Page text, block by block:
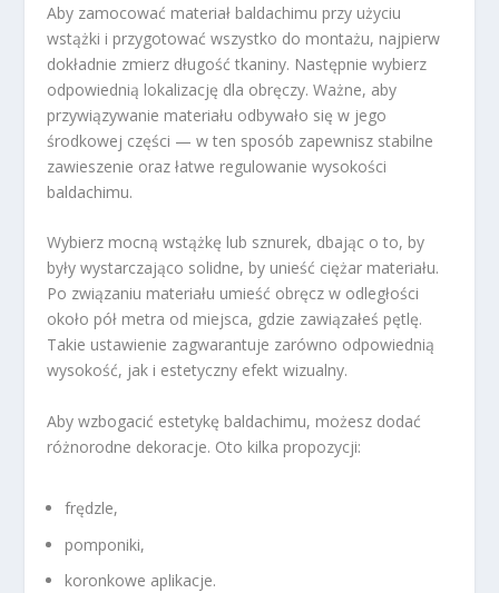
Aby zamocować materiał baldachimu przy użyciu
wstążki i przygotować wszystko do montażu, najpierw
dokładnie zmierz długość tkaniny. Następnie wybierz
odpowiednią lokalizację dla obręczy. Ważne, aby
przywiązywanie materiału odbywało się w jego
środkowej części — w ten sposób zapewnisz stabilne
zawieszenie oraz łatwe regulowanie wysokości
baldachimu.
Wybierz mocną wstążkę lub sznurek, dbając o to, by
były wystarczająco solidne, by unieść ciężar materiału.
Po związaniu materiału umieść obręcz w odległości
około pół metra od miejsca, gdzie zawiązałeś pętlę.
Takie ustawienie zagwarantuje zarówno odpowiednią
wysokość, jak i estetyczny efekt wizualny.
Aby wzbogacić estetykę baldachimu, możesz dodać
różnorodne dekoracje. Oto kilka propozycji:
frędzle,
pomponiki,
koronkowe aplikacje.